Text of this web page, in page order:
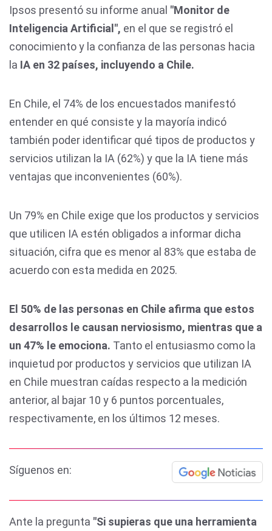
Ipsos presentó su informe anual "Monitor de
Inteligencia Artificial", en el que se registró el
conocimiento y la confianza de las personas hacia
la IA en 32 países, incluyendo a Chile.
En Chile, el 74% de los encuestados manifestó
entender en qué consiste y la mayoría indicó
también poder identificar qué tipos de productos y
servicios utilizan la IA (62%) y que la IA tiene más
ventajas que inconvenientes (60%).
Un 79% en Chile exige que los productos y servicios
que utilicen IA estén obligados a informar dicha
situación, cifra que es menor al 83% que estaba de
acuerdo con esta medida en 2025.
El 50% de las personas en Chile afirma que estos
desarrollos le causan nerviosismo, mientras que a
un 47% le emociona. Tanto el entusiasmo como la
inquietud por productos y servicios que utilizan IA
en Chile muestran caídas respecto a la medición
anterior, al bajar 10 y 6 puntos porcentuales,
respectivamente, en los últimos 12 meses.
Síguenos en:
Ante la pregunta "Si supieras que una herramienta